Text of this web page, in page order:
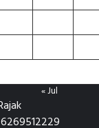
« Jul